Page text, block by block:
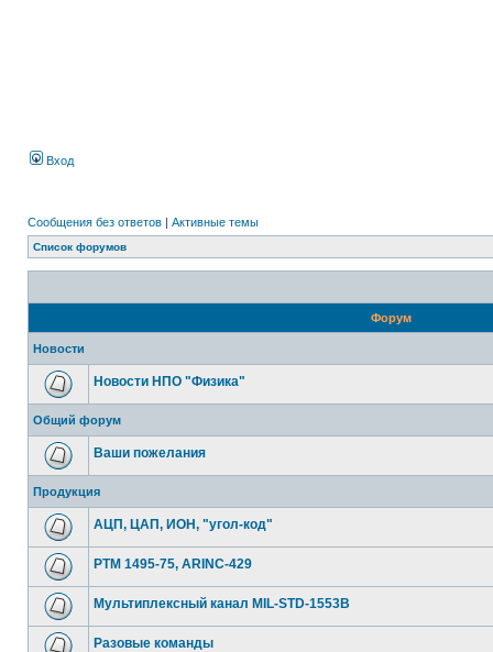
Вход
Сообщения без ответов | Активные темы
Список форумов
Форум
Новости
Новости НПО "Физика"
Общий форум
Ваши пожелания
Продукция
АЦП, ЦАП, ИОН, "угол-код"
РТМ 1495-75, ARINC-429
Мультиплексный канал MIL-STD-1553B
Разовые команды